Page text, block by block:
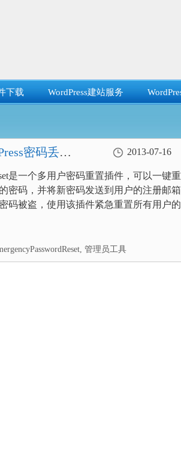
下载 WordPress建站服务
密码丢失
2013-07-16
是一个多用户密码重置插件，可以一键
密码，并将新密码发送到用户的注册邮
码被盗，使用该插件紧急重置所有用户
,管理员工具